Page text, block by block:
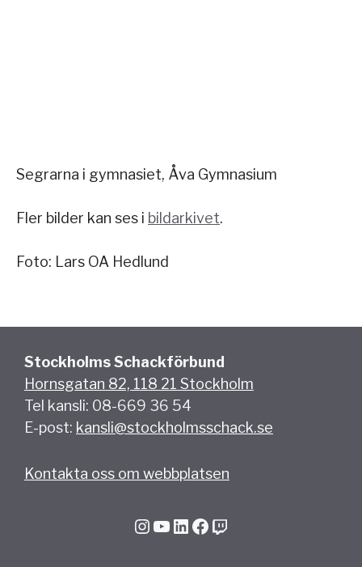
Segrarna i gymnasiet, Åva Gymnasium
Fler bilder kan ses i bildarkivet.
Foto: Lars OA Hedlund
Stockholms Schackförbund
Hornsgatan 82, 118 21 Stockholm
Tel kansli: 08-669 36 54
E-post: kansli@stockholmsschack.se
Kontakta oss om webbplatsen
InstagramYouTube LinkedIn Facebook Twitch